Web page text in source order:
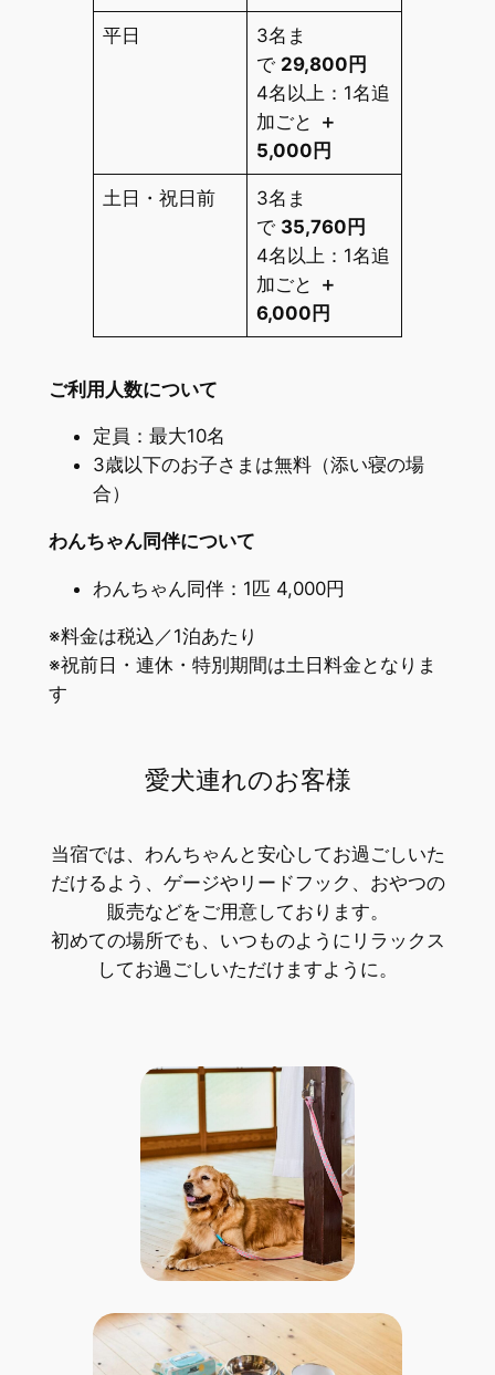
平日
3名ま
で 29,800円
4名以上：1名追
加ごと ＋
5,000円
土日・祝日前
3名ま
で 35,760円
4名以上：1名追
加ごと ＋
6,000円
ご利用人数について
定員：最大10名
3歳以下のお子さまは無料（添い寝の場
合）
わんちゃん同伴について
わんちゃん同伴：1匹 4,000円
※料金は税込／1泊あたり
※祝前日・連休・特別期間は土日料金となりま
す
愛犬連れのお客様
当宿では、わんちゃんと安心してお過ごしいた
だけるよう、ゲージやリードフック、おやつの
販売などをご用意しております。
初めての場所でも、いつものようにリラックス
してお過ごしいただけますように。